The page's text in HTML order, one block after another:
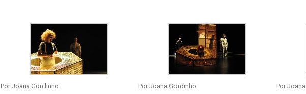
Por Joana Gordinho Por Joana Gordinho Por